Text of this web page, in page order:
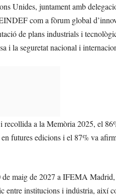
Unides, juntament amb
com a fòrum global
de plans industrials i
i la seguretat nacional i
a la Memòria 2025, el
futures edicions i el 87% va
maig de 2027 a IFEMA
institucions i indústria, així